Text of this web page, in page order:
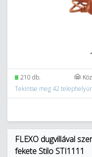
210 db.
Tekintse meg 42
FLEXO dugvillával
fekete Stilo STI1111